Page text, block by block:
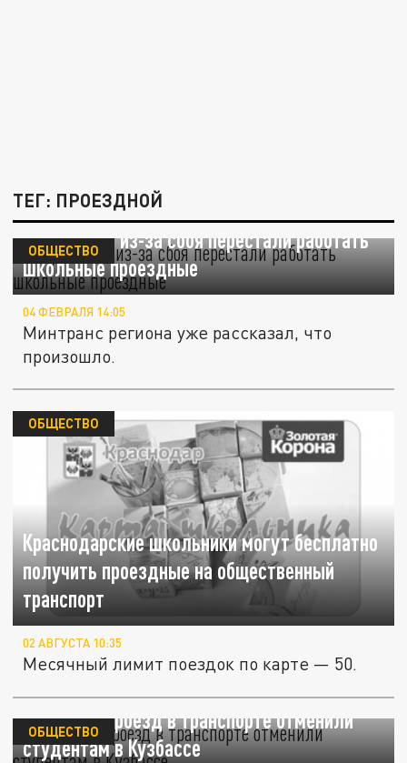
ТЕГ: ПРОЕЗДНОЙ
В Прикамье из-за сбоя перестали работать
школьные проездные
ОБЩЕСТВО
04 ФЕВРАЛЯ 14:05
Минтранс региона уже рассказал, что
произошло.
Краснодарские школьники могут бесплатно
получить проездные на общественный
транспорт
ОБЩЕСТВО
02 АВГУСТА 10:35
Месячный лимит поездок по карте — 50.
Льготный проезд в транспорте отменили
студентам в Кузбассе
ОБЩЕСТВО